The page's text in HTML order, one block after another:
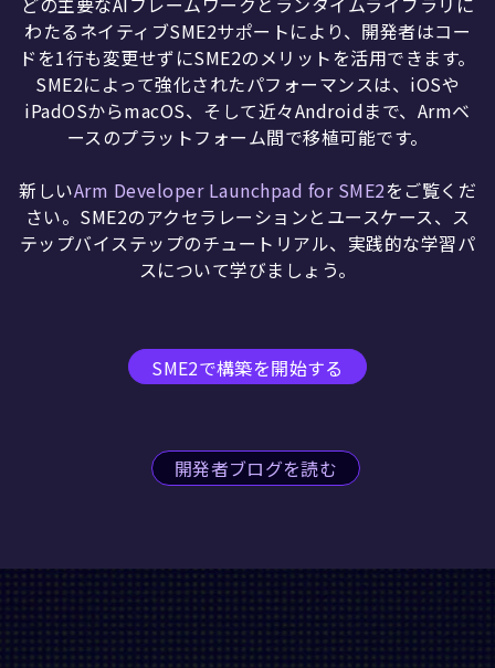
わたるネイティブSME2サポートにより、開発者はコー
ドを1行も変更せずにSME2のメリットを活用できます。
SME2によって強化されたパフォーマンスは、iOSや
iPadOSからmacOS、そして近々Androidまで、Armベ
ースのプラットフォーム間で移植可能です。
新しいArm Developer Launchpad for SME2をご覧くだ
さい。SME2のアクセラレーションとユースケース、ス
テップバイステップのチュートリアル、実践的な学習パ
スについて学びましょう。
SME2で構築を開始する
開発者ブログを読む